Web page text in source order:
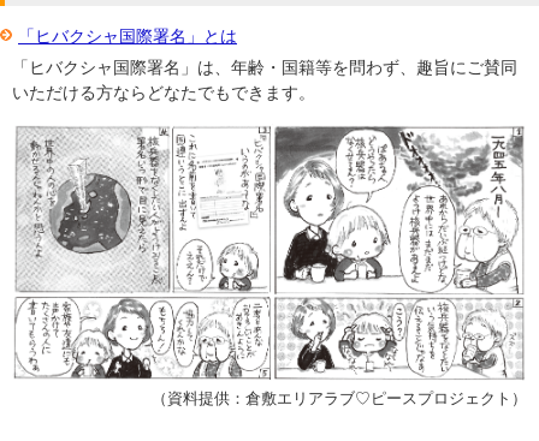
「ヒバクシャ国際署名」とは
「ヒバクシャ国際署名」は、年齢・国籍等を問わず、趣旨にご賛同
いただける方ならどなたでもできます。
（資料提供：倉敷エリアラブ♡ピースプロジェクト）